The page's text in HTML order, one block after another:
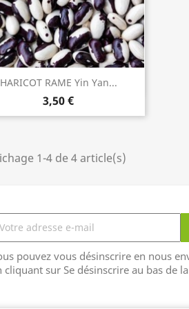
HARICOT RAME Yin Yan...
3,50 €
 ACHETER
1-4 de 4 article(s)
pouvez vous désinscrire en nous
cliquant sur Se désinscrire au bas de